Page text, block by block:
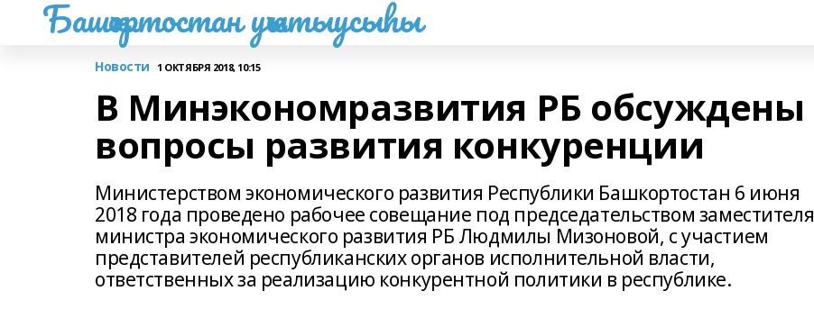
Башҡортостан уҡытыусыһы
Новости 1 ОКТЯБРЯ 2018, 10:15
В Минэкономразвития РБ обсуждены
вопросы развития конкуренции
Министерством экономического развития Республики Башкортостан 6 июня
2018 года проведено рабочее совещание под председательством заместителя
министра экономического развития РБ Людмилы Мизоновой, с участием
представителей республиканских органов исполнительной власти,
ответственных за реализацию конкурентной политики в республике.